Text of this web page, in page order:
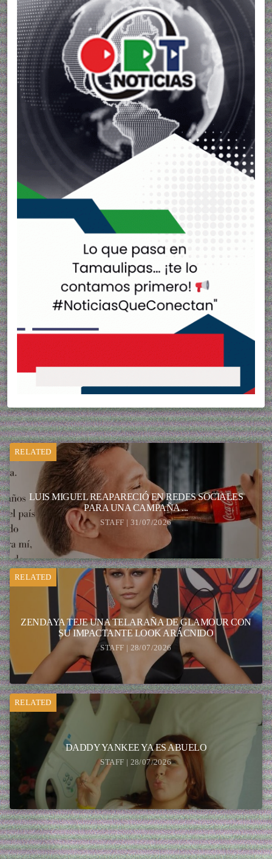
RELATED
LUIS MIGUEL REAPARECIÓ EN REDES SOCIALES
PARA UNA CAMPAÑA ...
STAFF | 31/07/2026
RELATED
ZENDAYA TEJE UNA TELARAÑA DE GLAMOUR CON
SU IMPACTANTE LOOK ARÁCNIDO
STAFF | 28/07/2026
RELATED
DADDY YANKEE YA ES ABUELO
STAFF | 28/07/2026